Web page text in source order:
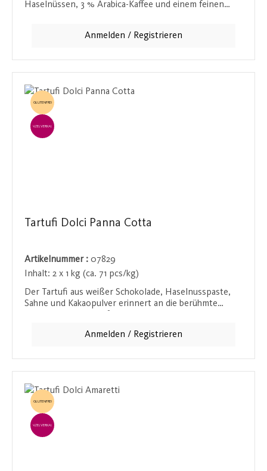
Haselnüssen, 3 % Arabica-Kaffee und einem feinen
geschmeidigen Genuss, perfekt für Kaffeeliebhaber.
Anmelden / Registrieren
GLUTENFREI
EINZELVERKAUF
Tartufi Dolci Panna Cotta
Artikelnummer : 07829
Inhalt: 2 x 1 kg (ca. 71 pcs/kg)
Der Tartufi aus weißer Schokolade, Haselnusspaste,
Sahne und Kakaopulver erinnert an die berühmte
ein besonderer Genuss für alle, die weiße Schokolade
Anmelden / Registrieren
GLUTENFREI
EINZELVERKAUF